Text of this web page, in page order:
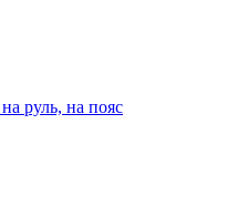
руль, на пояс